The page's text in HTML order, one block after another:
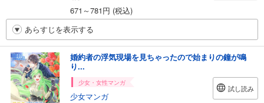
671～781円 (税込)
あらすじを表示する
婚約者の浮気現場を見ちゃったので始まりの鐘が鳴
り...
少女・女性マンガ
少女マンガ
試し読み